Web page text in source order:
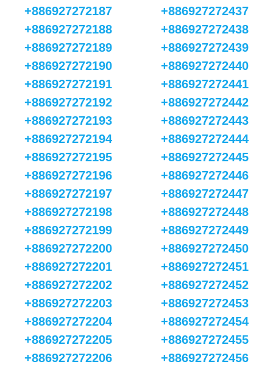
+886927272187
+886927272188
+886927272189
+886927272190
+886927272191
+886927272192
+886927272193
+886927272194
+886927272195
+886927272196
+886927272197
+886927272198
+886927272199
+886927272200
+886927272201
+886927272202
+886927272203
+886927272204
+886927272205
+886927272206
+886927272437
+886927272438
+886927272439
+886927272440
+886927272441
+886927272442
+886927272443
+886927272444
+886927272445
+886927272446
+886927272447
+886927272448
+886927272449
+886927272450
+886927272451
+886927272452
+886927272453
+886927272454
+886927272455
+886927272456